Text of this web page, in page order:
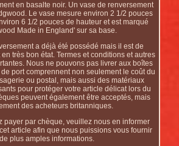
en basalte noir. Un vase de renversement
Le vase mesure environ 2 1/2 pouces
6 1/2 pouces de hauteur et est marqué
Made in England' sur sa base.
a déjà été possédé mais il est de
très bon état. Termes et conditions et autres
Nous ne pouvons pas livrer aux boîtes
port comprennent non seulement le coût du
ou postal, mais aussi des matériaux
pour protéger votre article délicat lors du
peuvent également être acceptés, mais
des acheteurs britanniques.
payer par chèque, veuillez nous en informer
article afin que nous puissions vous fournir
de plus amples informations.